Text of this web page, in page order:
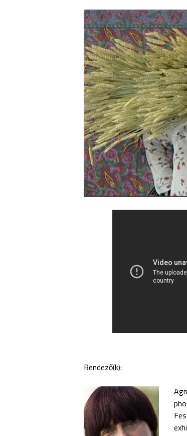
Rendező(k):